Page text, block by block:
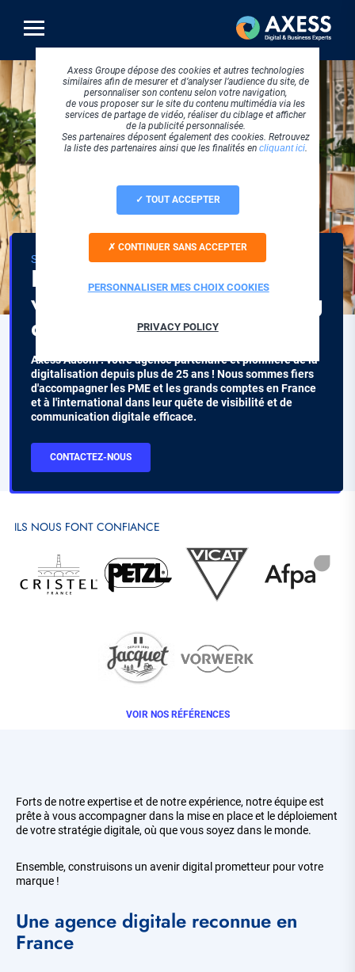
contenu
principal
THÉMATIQUE
STRATEGIE DIGITALE
Découvrez Axess Adcom :
votre agence de marketing
digital
Chapo
Axess Adcom : votre agence partenaire et pionnière de la
digitalisation depuis plus de 25 ans ! Nous sommes fiers
d'accompagner les PME et les grands comptes en France
et à l'international dans leur quête de visibilité et de
communication digitale efficace.
Contact
CONTACTEZ-NOUS
ILS NOUS FONT CONFIANCE
VOIR NOS RÉFÉRENCES
Forts de notre expertise et de notre expérience, notre équipe est
prête à vous accompagner dans la mise en place et le déploiement
de votre stratégie digitale, où que vous soyez dans le monde.
Ensemble, construisons un avenir digital prometteur pour votre
marque !
Une agence digitale reconnue en
France
Axess Groupe dépose des cookies et autres technologies
similaires afin de mesurer et d’analyser l’audience du site, de
personnaliser son contenu selon votre navigation,
de vous proposer sur le site du contenu multimédia via les
services de partage de vidéo, réaliser du ciblage et afficher
de la publicité personnalisée.
Ses partenaires déposent également des cookies. Retrouvez
la liste des partenaires ainsi que les finalités en cliquant ici.
TOUT ACCEPTER
CONTINUER SANS ACCEPTER
PERSONNALISER MES CHOIX COOKIES
PRIVACY POLICY